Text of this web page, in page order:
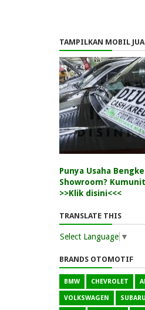
TAMPILKAN MOBIL
Punya Usaha
Showroom?
>>Klik disini<<<
TRANSLATE THIS
Select Language ▼
BRANDS OTOMOTIF
BMW CHEVROLET
VOLKSWAGEN SUBARU